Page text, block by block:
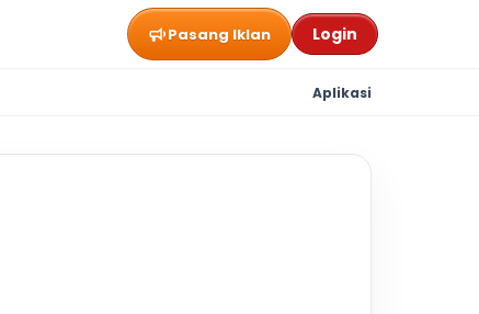
Pasang Iklan Login
Aplikasi